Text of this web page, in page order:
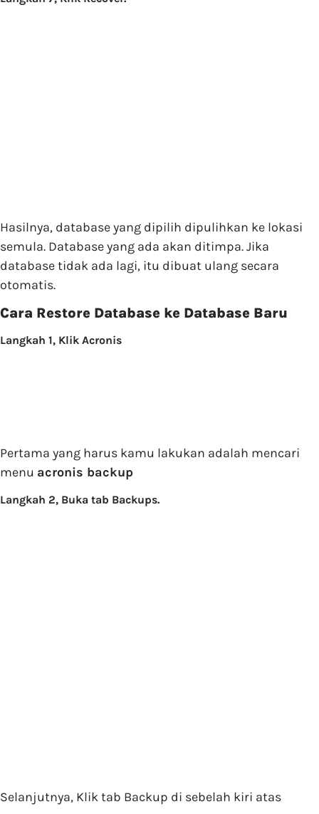
Hasilnya, database yang dipilih dipulihkan ke lokasi
semula. Database yang ada akan ditimpa. Jika
database tidak ada lagi, itu dibuat ulang secara
otomatis.
Cara Restore Database ke Database Baru
Langkah 1, Klik Acronis
Pertama yang harus kamu lakukan adalah mencari
menu acronis backup
Langkah 2, Buka tab Backups.
Selanjutnya, Klik tab Backup di sebelah kiri atas